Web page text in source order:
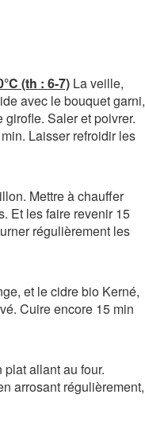
(th : 6-7) La veille,
avec le bouquet garni,
Saler et poivrer.
Laisser refroidir les
Mettre à chauffer
Et les faire revenir 15
régulièrement les
et le cidre bio Kerné,
Cuire encore 15 min
allant au four.
arrosant régulièrement,